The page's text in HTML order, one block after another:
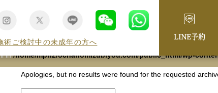
術ご検討中の未成年の方へ
LINE予約
public_html/wp-content/themes/beproud-
in/home/mph2/ochanomizubiyou.com/public_html/wp-
Apologies, but no results were found for the requested